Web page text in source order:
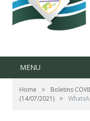
MENU
Home » Boletins
(14/07/2021) »